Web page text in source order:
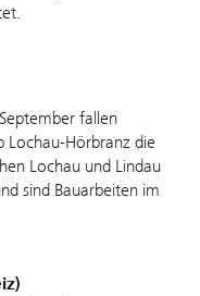
fallen
Lochau-Hörbranz die
Lochau und Lindau
sind Bauarbeiten im